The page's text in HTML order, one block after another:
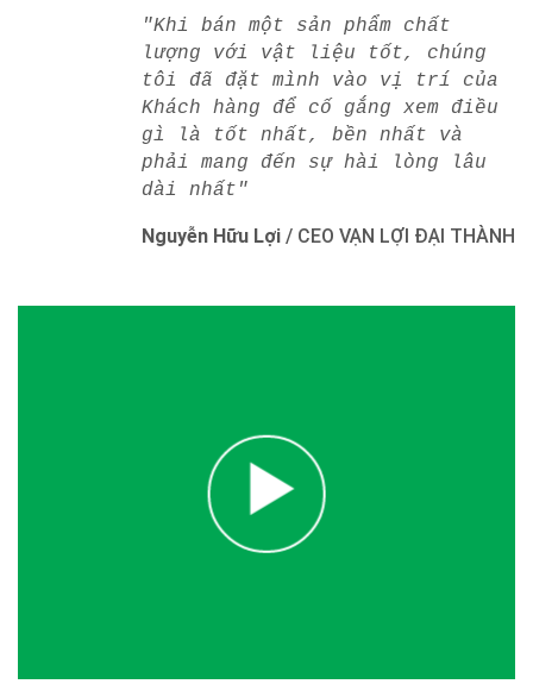
"Khi bán một sản phẩm chất
lượng với vật liệu tốt, chúng
tôi đã đặt mình vào vị trí của
Khách hàng để cố gắng xem điều
gì là tốt nhất, bền nhất và
phải mang đến sự hài lòng lâu
dài nhất"
Nguyễn Hữu Lợi / CEO VẠN LỢI ĐẠI THÀNH